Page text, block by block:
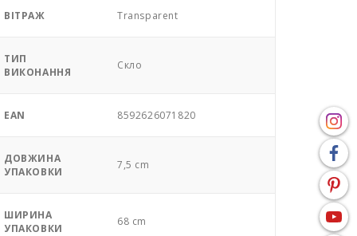
ВІТРАЖ Transparent
ТИП
ВИКОНАННЯ
Скло
EAN 8592626071820
ДОВЖИНА
УПАКОВКИ
7,5 cm
ШИРИНА
УПАКОВКИ
68 cm